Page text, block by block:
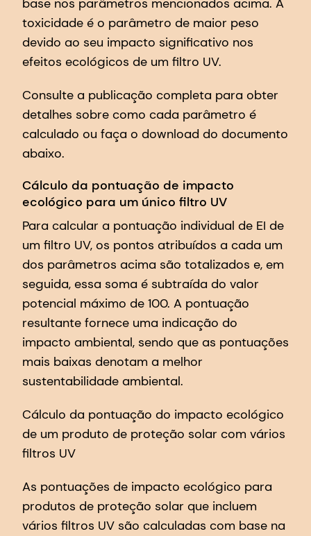
toxicidade é o parâmetro de maior peso
devido ao seu impacto significativo nos
efeitos ecológicos de um filtro UV.
Consulte a publicação completa para obter
detalhes sobre como cada parâmetro é
calculado ou faça o download do documento
abaixo.
Cálculo da pontuação de impacto
ecológico para um único filtro UV
Para calcular a pontuação individual de EI de
um filtro UV, os pontos atribuídos a cada um
dos parâmetros acima são totalizados e, em
seguida, essa soma é subtraída do valor
potencial máximo de 100. A pontuação
resultante fornece uma indicação do
impacto ambiental, sendo que as pontuações
mais baixas denotam a melhor
sustentabilidade ambiental.
Cálculo da pontuação do impacto ecológico
de um produto de proteção solar com vários
filtros UV
As pontuações de impacto ecológico para
produtos de proteção solar que incluem
vários filtros UV são calculadas com base na